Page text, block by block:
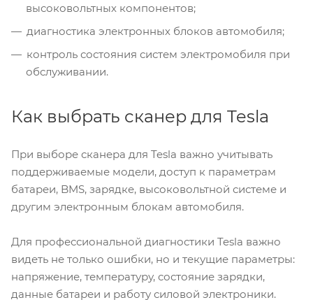
высоковольтных компонентов;
диагностика электронных блоков автомобиля;
контроль состояния систем электромобиля при
обслуживании.
Как выбрать сканер для Tesla
При выборе сканера для Tesla важно учитывать
поддерживаемые модели, доступ к параметрам
батареи, BMS, зарядке, высоковольтной системе и
другим электронным блокам автомобиля.
Для профессиональной диагностики Tesla важно
видеть не только ошибки, но и текущие параметры:
напряжение, температуру, состояние зарядки,
данные батареи и работу силовой электроники.